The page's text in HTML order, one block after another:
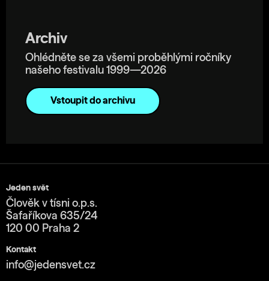
Archiv
Ohlédněte se za všemi proběhlými ročníky
našeho festivalu 1999—2026
Vstoupit do archivu
Jeden svět
Člověk v tísni o.p.s.
Šafaříkova 635/24
120 00 Praha 2
Kontakt
info@jedensvet.cz